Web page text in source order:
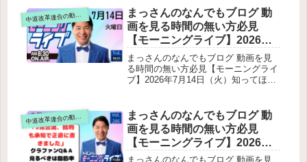
りⅨ≫をテキスト要約
ーの限界まで深掘りⅨ≫をテキスト要
約玉木雄一郎代表の“欠席”と足立康史
の代打出演背景にある“連立入り”報道
自民・維新・国民民主・中道（旧公
明）の“新しい政治体制”論足立康史の
主張いさ氏の立場両者の一致点自民党
が国民民主を求める理由（足立分析）
補正予算（物価高・ガソリン補助）の
正案（約3兆円）ガソリン補助の限界
と“出口戦略”現状いさ氏の主張足立氏
の回答給付（5万円）と「住民税の基
礎控除」議論国民民主の考え方ブラケ
ットクリープの整理足立氏の“中道入
中道改革連合の動画をテキスト要約
まっさんのなんでもブログ 動
画を見る時間の無い方必見
【モーニングライブ】2026年7
月14日（火）知ってほしい今
日のニュースを厳選！いさ進
一が生解説する新聞情報【 15
/ 中道動画 】をテキスト要約
まっさんのなんでもブログ 動画を見
る時間の無い方必見【モーニングライ
ブ】2026年7月14日（火）知ってほし
治ニュース / 生配信 / 中道動画 】をテ
キスト要約冒頭の雑談・告知今日の新
聞トピック解説 防災庁がついに設置
へ（1面）副首都法案（2面）世界的な
高温リスクの増大（国際）危険運転の
中道改革連合の動画をテキスト要約
まっさんのなんでもブログ 動
画を見る時間の無い方必見
【モーニングライブ】2026年5
月7日（木）知ってほしい今日
まっさんのなんでもブログ 動画を見